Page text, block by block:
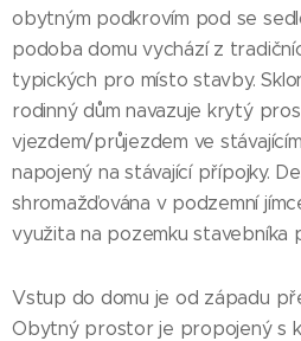
obytným podkrovím pod se
podoba domu vychází z
typických pro místo stavby.
rodinný dům navazuje krytý
vjezdem/průjezdem ve
napojený na stávající přípojky.
shromažďována v podzemní
využita na pozemku stavebníka
Vstup do domu je od západu
Obytný prostor je propojený s